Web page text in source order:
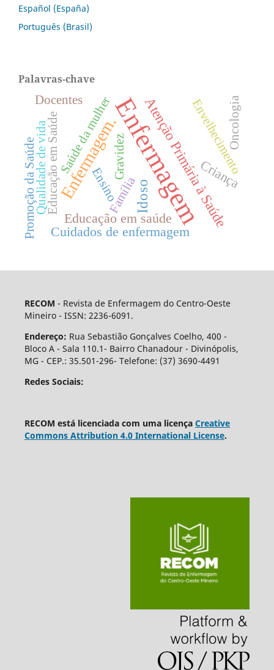
Español (España)
Português (Brasil)
Palavras-chave
Enfermagem
Enfermagem. IdosoAtenção Primária à Saúde
Cuidados de enfermagem
Criança
Educação em saúde
Educação em Saúde Envelhecimento
Saúde da mulher
Família
Ensino
Qualidade de vida
Promoção da Saúde
Oncologia
Docentes
Gravidez
RECOM - Revista de Enfermagem do Centro-Oeste
Mineiro - ISSN: 2236-6091.
Endereço: Rua Sebastião Gonçalves Coelho, 400 -
Bloco A - Sala 110.1- Bairro Chanadour - Divinópolis,
MG - CEP.: 35.501-296- Telefone: (37) 3690-4491
Redes Sociais:
RECOM está licenciada com uma licença Creative
Commons Attribution 4.0 International License.